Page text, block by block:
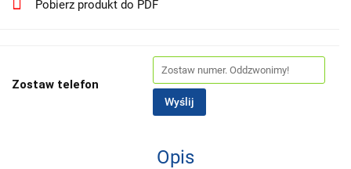
Pobierz produkt do PDF
Zostaw telefon
Wyślij
Opis